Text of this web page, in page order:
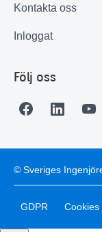
Kontakta oss
Inloggat
Följ oss
© Sveriges
GDPR Cookies